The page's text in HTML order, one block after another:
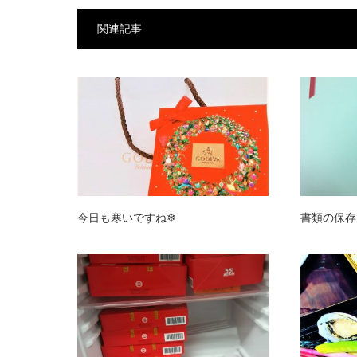
関連記事
今日も寒いですね❄ 書類の保存